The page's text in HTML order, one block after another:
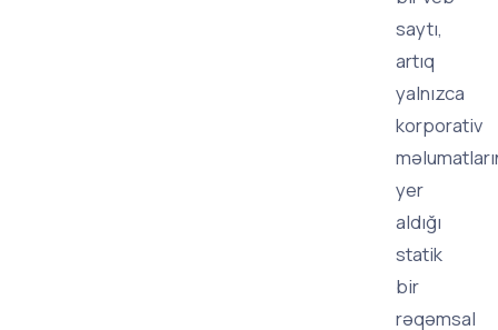
saytı,
artıq
yalnızca
korporativ
yer
aldığı
statik
bir
rəqəmsal